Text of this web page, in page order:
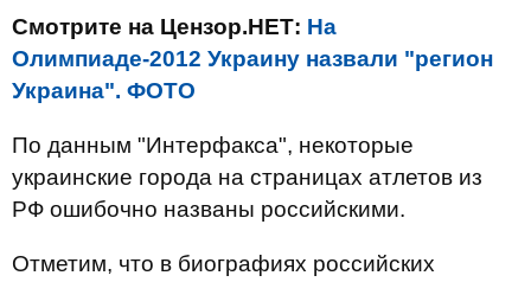
Смотрите на Цензор.НЕТ: На
Олимпиаде-2012 Украину назвали "регион
Украина". ФОТО
По данным "Интерфакса", некоторые
украинские города на страницах атлетов из
РФ ошибочно названы российскими.
Отметим, что в биографиях российских